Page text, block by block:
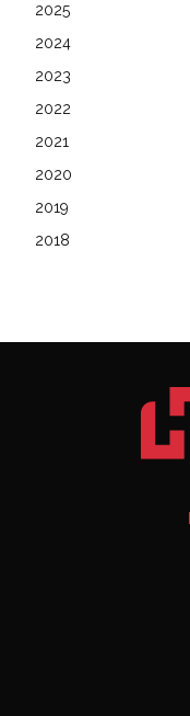
2025
2024
2023
2022
2021
2020
2019
2018